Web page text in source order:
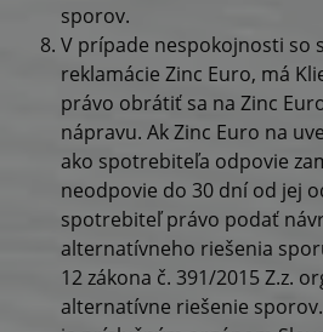
sporov.
V prípade nespokojnosti so
reklamácie Zinc Euro, má
právo obrátiť sa na Zinc
nápravu. Ak Zinc Euro na
ako spotrebiteľa odpovie
neodpovie do 30 dní od jej
spotrebiteľ právo podať
alternatívneho riešenia
12 zákona č. 391/2015 Z.z.
alternatívne riešenie